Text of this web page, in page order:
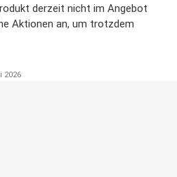
derzeit nicht im Angebot
Aktionen an, um trotzdem
2026